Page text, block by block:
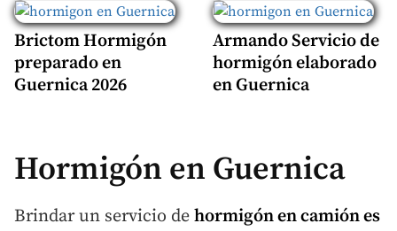
Brictom Hormigón
preparado en
Guernica 2026
Armando Servicio de
hormigón elaborado
en Guernica
Hormigón en Guernica
Brindar un servicio de hormigón en camiónes